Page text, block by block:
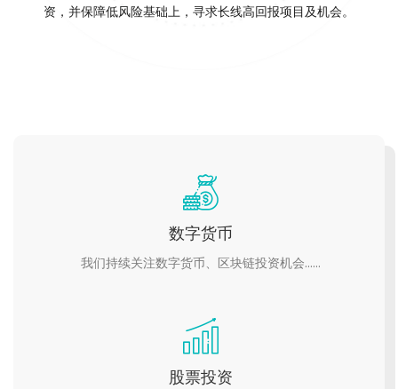
资，并保障低风险基础上，寻求长线高回报项目及机会。
数字货币
我们持续关注数字货币、区块链投资机会……
股票投资